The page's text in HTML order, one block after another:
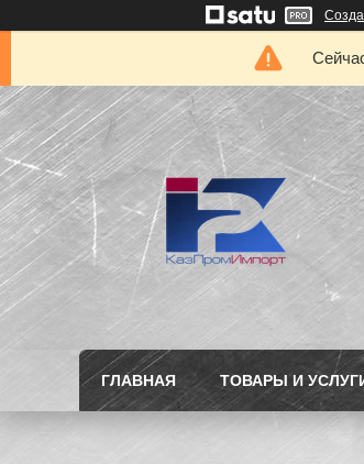
ГЛАВНАЯ ТОВАРЫ И